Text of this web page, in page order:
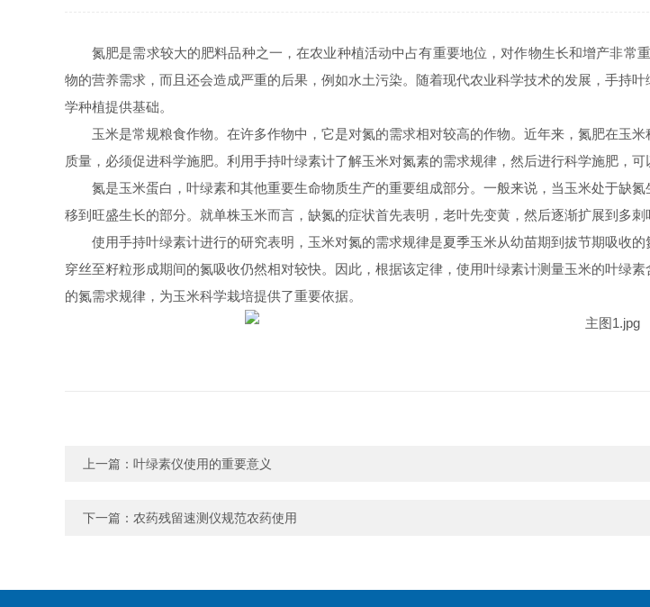
氮肥是需求较大的肥料品种之一，在农业种植活动中占有重要地位，对作物生长和增产非
物的营养需求，而且还会造成严重的后果，例如水土污染。随着现代农业科学技术的发展，手持
学种植提供基础。
玉米是常规粮食作物。在许多作物中，它是对氮的需求相对较高的作物。近年来，氮肥在玉
质量，必须促进科学施肥。利用手持叶绿素计了解玉米对氮素的需求规律，然后进行科学施肥，
氮是玉米蛋白，叶绿素和其他重要生命物质生产的重要组成部分。一般来说，当玉米处于缺
移到旺盛生长的部分。就单株玉米而言，缺氮的症状首先表明，老叶先变黄，然后逐渐扩展到多刺
使用手持叶绿素计进行的研究表明，玉米对氮的需求规律是夏季玉米从幼苗期到拔节期吸收
穿丝至籽粒形成期间的氮吸收仍然相对较快。因此，根据该定律，使用叶绿素计测量玉米的叶绿
的氮需求规律，为玉米科学栽培提供了重要依据。
上一篇： 叶绿素仪使用的重要意义
下一篇： 农药残留速测仪规范农药使用